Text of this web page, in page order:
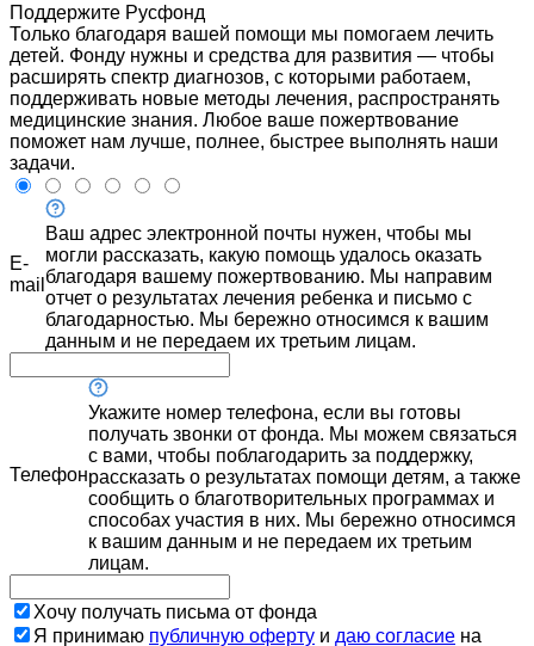
Поддержите Русфонд
Только благодаря вашей помощи мы помогаем лечить
детей. Фонду нужны и средства для развития — чтобы
расширять спектр диагнозов, с которыми работаем,
поддерживать новые методы лечения, распространять
медицинские знания. Любое ваше пожертвование
поможет нам лучше, полнее, быстрее выполнять наши
задачи.
E-
mail
Ваш адрес электронной почты нужен, чтобы мы
могли рассказать, какую помощь удалось оказать
благодаря вашему пожертвованию. Мы направим
отчет о результатах лечения ребенка и письмо с
благодарностью. Мы бережно относимся к вашим
данным и не передаем их третьим лицам.
Телефон
Укажите номер телефона, если вы готовы
получать звонки от фонда. Мы можем связаться
с вами, чтобы поблагодарить за поддержку,
рассказать о результатах помощи детям, а также
сообщить о благотворительных программах и
способах участия в них. Мы бережно относимся
к вашим данным и не передаем их третьим
лицам.
Хочу получать письма от фонда
Я принимаю публичную оферту и даю согласие на